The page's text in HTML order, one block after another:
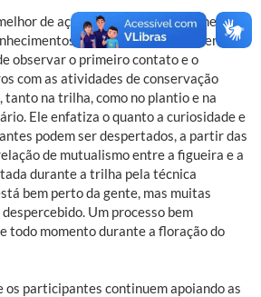
de ações como essa é justamente
com os calouros e veteranos
observar o primeiro contato e o
com as atividades de conservação
na trilha, como no plantio e na
Ele enfatiza o quanto a curiosidade e
podem ser despertados, a partir das
de mutualismo entre a figueira e a
durante a trilha pela técnica
bem perto da gente, mas muitas
Um processo bem
todo momento durante a floração do
os participantes continuem apoiando as